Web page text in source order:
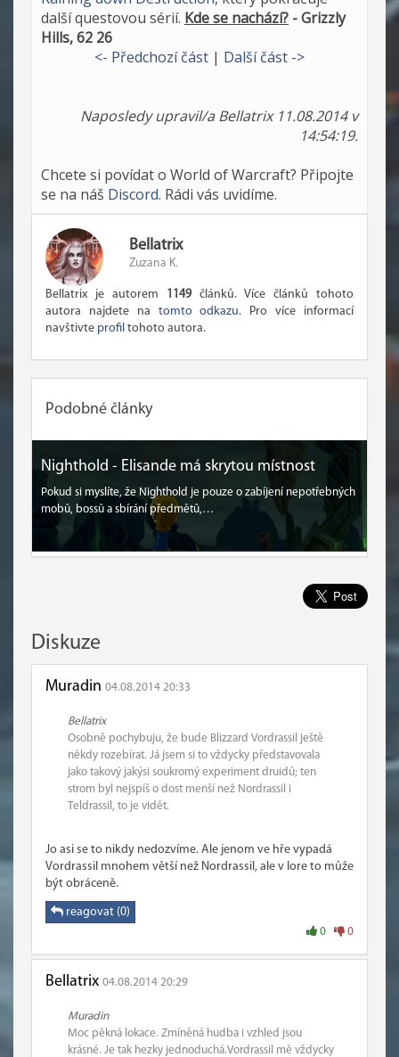
další questovou sérií. Kde se nachází? - Grizzly
Hills, 62 26
<- Předchozí část | Další část ->
Naposledy upravil/a Bellatrix 11.08.2014 v
14:54:19.
Chcete si povídat o World of Warcraft? Připojte
se na náš Discord. Rádi vás uvidíme.
Bellatrix
Zuzana K.
Bellatrix je autorem 1149článků. Více článků tohoto
autora najdete na tomto odkazu. Pro více informací
navštivte profil tohoto autora.
Podobné články
Nighthold - Elisande má skrytou místnost
Pokud si myslíte, že Nighthold je pouze o zabíjení nepotřebných
mobů, bossů a sbírání předmětů,…
Diskuze
Muradin 04.08.2014 20:33
Bellatrix
Osobně pochybuju, že bude Blizzard Vordrassil ještě
někdy rozebírat. Já jsem si to vždycky představovala
jako takový jakýsi soukromý experiment druidů; ten
strom byl nejspíš o dost menší než Nordrassil i
Teldrassil, to je vidět.
Jo asi se to nikdy nedozvíme. Ale jenom ve hře vypadá
Vordrassil mnohem větší než Nordrassil, ale v lore to může
být obráceně.
reagovat (0)
0 0
Bellatrix 04.08.2014 20:29
Muradin
Moc pěkná lokace. Zmíněná hudba i vzhled jsou
krásné. Je tak hezky jednoduchá.Vordrassil mě vždycky